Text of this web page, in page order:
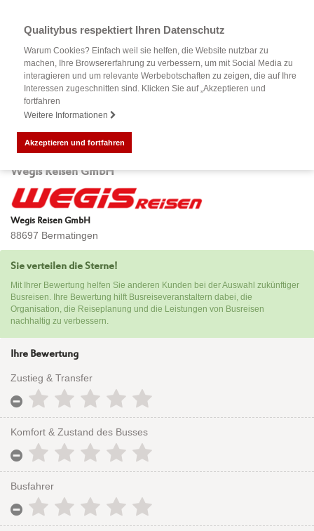
Qualitybus respektiert Ihren Datenschutz
Warum Cookies? Einfach weil sie helfen, die Website nutzbar zu
machen, Ihre Browsererfahrung zu verbessern, um mit Social Media zu
interagieren und um relevante Werbebotschaften zu zeigen, die auf Ihre
Interessen zugeschnitten sind. Klicken Sie auf „Akzeptieren und
fortfahren
Weitere Informationen
Akzeptieren und fortfahren
Wegis Reisen GmbH
Wegis Reisen GmbH
88697 Bermatingen
Sie verteilen die Sterne!
Mit Ihrer Bewertung helfen Sie anderen Kunden bei der Auswahl zukünftiger
Busreisen. Ihre Bewertung hilft Busreiseveranstaltern dabei, die
Organisation, die Reiseplanung und die Leistungen von Busreisen
nachhaltig zu verbessern.
Ihre Bewertung
Zustieg & Transfer
Komfort & Zustand des Busses
Busfahrer